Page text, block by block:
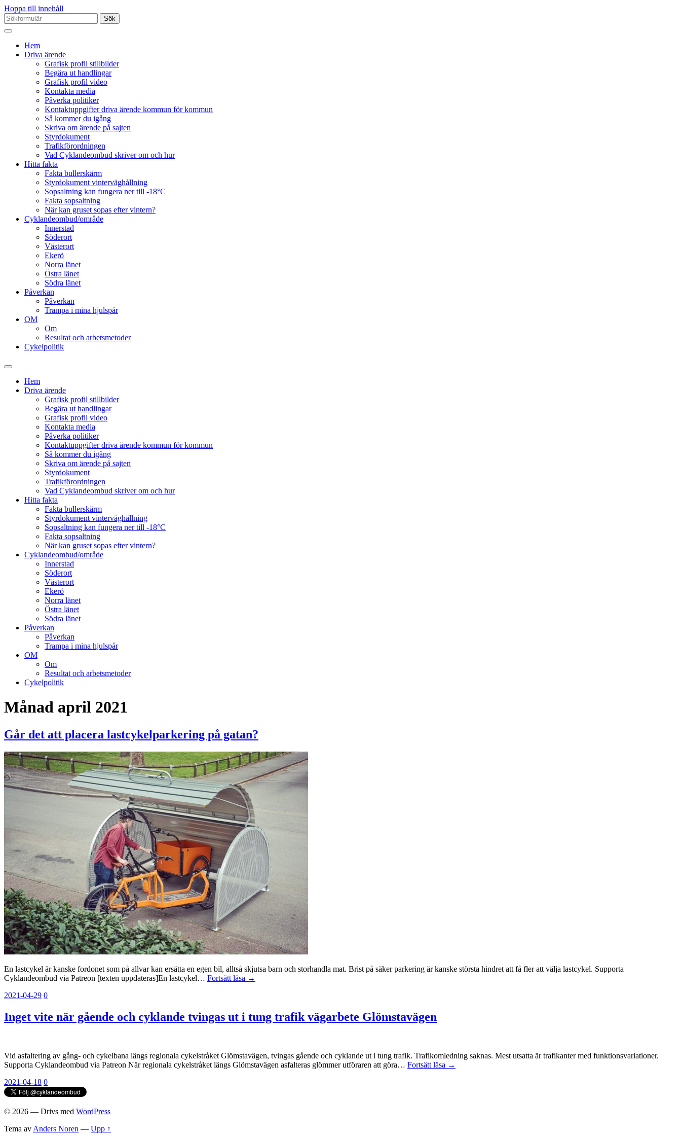
Hoppa till innehåll
Sök
efter:
Hem
Driva ärende
Grafisk profil stillbilder
Begära ut handlingar
Grafisk profil video
Kontakta media
Påverka politiker
Kontaktuppgifter driva ärende kommun för kommun
Så kommer du igång
Skriva om ärende på sajten
Styrdokument
Trafikförordningen
Vad Cyklandeombud skriver om och hur
Hitta fakta
Fakta bullerskärm
Styrdokument vinterväghållning
Sopsaltning kan fungera ner till -18°C
Fakta sopsaltning
När kan gruset sopas efter vintern?
Cyklandeombud/område
Innerstad
Söderort
Västerort
Ekerö
Norra länet
Östra länet
Södra länet
Påverkan
Påverkan
Trampa i mina hjulspår
OM
Om
Resultat och arbetsmetoder
Cykelpolitik
Slå
sökfältHem
Driva ärende
Grafisk profil stillbilder
Begära ut handlingar
Grafisk profil video
Kontakta media
Påverka politiker
Kontaktuppgifter driva ärende kommun för kommun
Så kommer du igång
Skriva om ärende på sajten
Styrdokument
Trafikförordningen
Vad Cyklandeombud skriver om och hur
Hitta fakta
Fakta bullerskärm
Styrdokument vinterväghållning
Sopsaltning kan fungera ner till -18°C
Fakta sopsaltning
När kan gruset sopas efter vintern?
Cyklandeombud/område
Innerstad
Söderort
Västerort
Ekerö
Norra länet
Östra länet
Södra länet
Påverkan
Påverkan
Trampa i mina hjulspår
OM
Om
Resultat och arbetsmetoder
Cykelpolitik
Månad april 2021
Går det att placera lastcykelparkering på gatan?
En lastcykel är kanske fordonet som på allvar kan ersätta en egen bil, alltså skjutsa barn och storhandla mat. Brist på säker parkering är kanske största hindret att få fler att välja lastcykel. Supporta
Cyklandeombud via Patreon [texten uppdateras]En lastcykel… Fortsätt läsa →
2021-04-29 0
Inget vite när gående och cyklande tvingas ut i tung trafik vägarbete Glömstavägen
Vid asfaltering av gång- och cykelbana längs regionala cykelstråket Glömstavägen, tvingas gående och cyklande ut i tung trafik. Trafikomledning saknas. Mest utsatta är trafikanter med funktionsvariationer.
Supporta Cyklandeombud via Patreon När regionala cykelstråket längs Glömstavägen asfalteras glömmer utföraren att göra… Fortsätt läsa →
2021-04-18 0
© 2026 — Drivs med WordPress
Tema av Anders Noren — Upp ↑